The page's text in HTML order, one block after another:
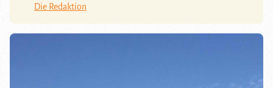
Die Redaktion